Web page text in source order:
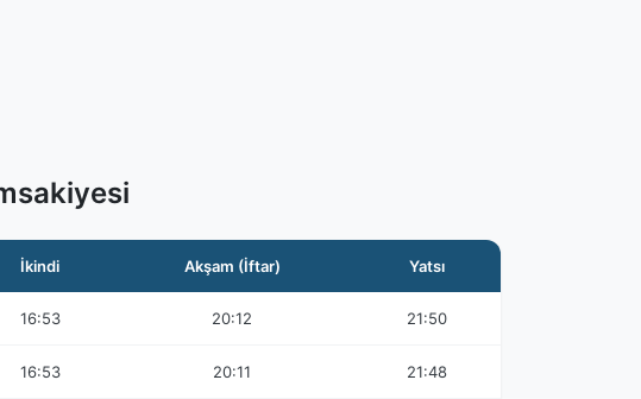
İkindi Akşam (İftar) Yatsı
16:53 20:12 21:50
16:53 20:11 21:48